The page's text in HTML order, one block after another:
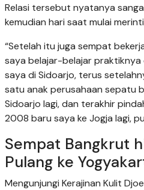
Relasi tersebut nyatanya
kemudian hari saat mulai
“Setelah itu juga sempat
saya belajar-belajar praktiknya
saya di Sidoarjo, terus
satu anak perusahaan sepatu
Sidoarjo lagi, dan terakhir
2008 baru saya ke Jogja lagi,
Sempat Bangkrut
Pulang ke
Mengunjungi Kerajinan Kulit